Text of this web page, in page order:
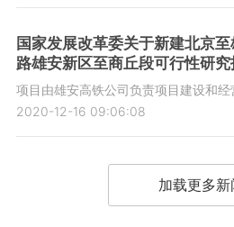
国家发展改革委关于新建北京
路雄安新区至商丘段可行性研
项目由雄安高铁公司负责项目建设和经
2020-12-16 09:06:08
加载更多新